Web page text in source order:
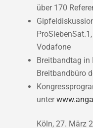
über 170
Vodafone
Breitbandtag in
Breitbandbüro
unter
Köln, 27. März